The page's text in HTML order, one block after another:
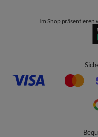
Im Shop präsentieren